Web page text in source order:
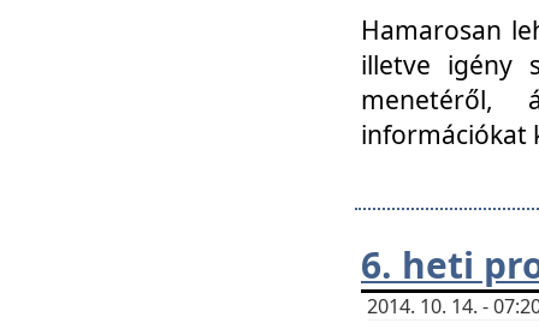
Hamarosan
illetve igény
menetéről,
információkat
6. heti
2014. 10. 14. -